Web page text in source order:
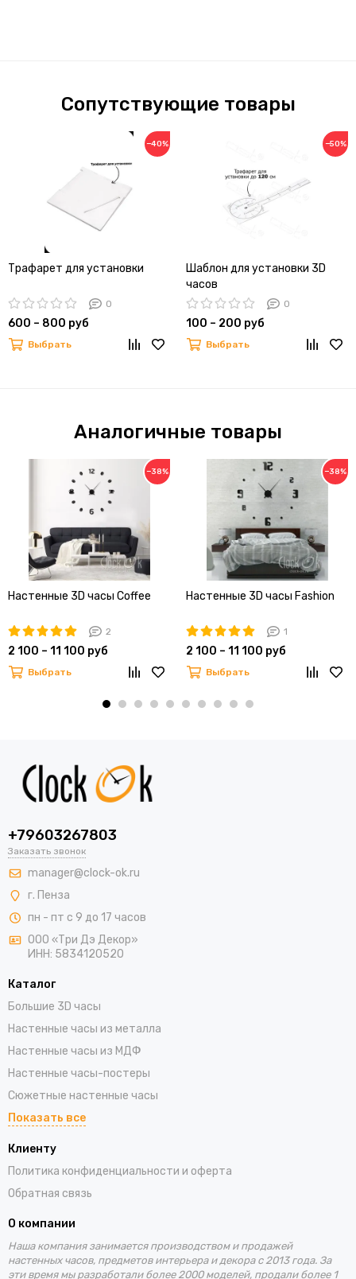
Сопутствующие товары
−40%
Трафарет для установки
0
600 – 800 руб
Выбрать
−50%
Шаблон для установки 3D
часов
0
100 – 200 руб
Выбрать
Аналогичные товары
−38%
Настенные 3D часы Coffee
2
2 100 – 11 100 руб
Выбрать
−38%
Настенные 3D часы Fashion
1
2 100 – 11 100 руб
Выбрать
+79603267803
Заказать звонок
manager@clock-ok.ru
г. Пенза
пн - пт с 9 до 17 часов
ООО «Три Дэ Декор»
ИНН: 5834120520
Каталог
Большие 3D часы
Настенные часы из металла
Настенные часы из МДФ
Настенные часы-постеры
Сюжетные настенные часы
Показать все
Клиенту
Политика конфиденциальности и оферта
Обратная связь
О компании
Наша компания занимается производством и продажей
настенных часов, предметов интерьера и декора с 2013 года. За
эти время мы разработали более 2000 моделей, продали более 1